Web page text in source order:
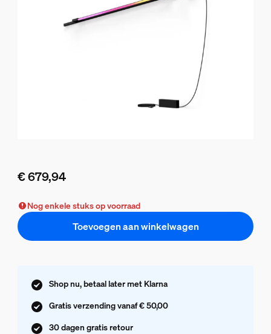
€ 679,94
Nog enkele stuks op voorraad
Toevoegen aan winkelwagen
Shop nu, betaal later met Klarna
Gratis verzending vanaf € 50,00
30 dagen gratis retour